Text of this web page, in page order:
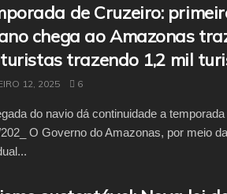
de Cruzeiro:
chega ao Amazonas
trazendo 1,2 mil
12, 2025 6
do navio dá continuidade a
O Governo do Amazonas, por meio